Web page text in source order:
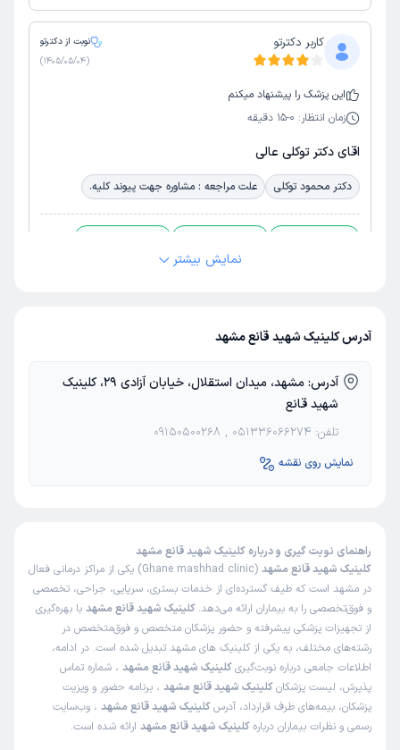
کاربر دکترتو
نوبت از دکترتو
(
1405/05/04
)
این پزشک را پیشنهاد میکنم
زمان انتظار: 0-15 دقیقه
اقای دکتر توکلی عالی
دکتر محمود توکلی علت مراجعه : مشاوره جهت پیوند کلیه.
کمترین معطلی
زمان انتظار:
عالیه خوش برخورد و دکتر بسیاردانا و مهربان
دکتر آرش قلوبی علت مراجعه : بالون زدم ۱۴سال مریض آقای دکترم
مهران
نوبت از دکترتو
(
1405/04/28
)
اینپزشکرا پیشنهاد میکنم
زمان انتظار:0-15 دقیقه
دکتر توکلی بسیار حاذق وتوانا وبادانش هستد
نمایش بیشتر
آدرس کلینیک شهید قانع مشهد
آدرس:
مشهد، میدان استقلال، خیابان آزادی 29، کلینیک
شهید قانع
تلفن: 051336066274
,
09150500268
نمایش روی نقشه
راهنمای نوبت گیری و درباره کلینیک شهید قانع مشهد
کلینیک شهید قانع مشهد
(Ghane mashhad clinic) یکی از مراکز درمانی فعال
در مشهد است که طیف گسترده‌ای از خدمات بستری، سرپایی، جراحی، تخصصی
و فوق‌تخصصی را به بیماران ارائه می‌دهد. کلینیک شهید قانع مشهد با بهره‌گیری
از تجهیزات پزشکی پیشرفته و حضور پزشکان متخصص و فوق‌متخصص در
رشته‌های مختلف، به یکی از کلینیک های مشهد تبدیل شده است. در ادامه،
اطلاعات جامعی درباره نوبت‌گیریکلینیک شهید قانع مشهد ، شماره تماس
پذیرش، لیست پزشکانکلینیک شهید قانع مشهد ، برنامه حضور و ویزیت
پزشکان، بیمه‌های طرف قرارداد، آدرسکلینیک شهید قانع مشهد ، وب‌سایت
رسمی و نظرات بیماران دربارهکلینیک شهید قانع مشهد ارائه شده است.